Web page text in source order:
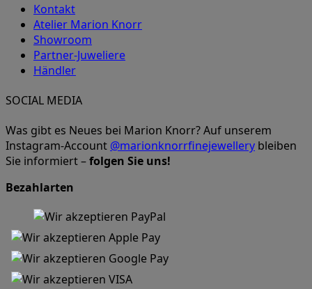
Kontakt
Atelier Marion Knorr
Showroom
Partner-Juweliere
Händler
SOCIAL MEDIA
Was gibt es Neues bei Marion Knorr? Auf unserem
Instagram-Account @marionknorrfinejewellery bleiben
Sie informiert –folgen Sie uns!
Bezahlarten